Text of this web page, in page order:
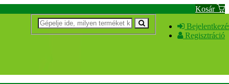
Kosár
Regisztráció